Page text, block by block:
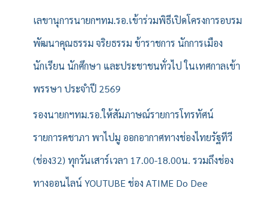
เลขานุการนายกฯทม.รอ.เข้าร่วมพิธีเปิดโครงการอบรม
พัฒนาคุณธรรม จริยธรรม ข้าราชการ นักการเมือง
นักเรียน นักศึกษา และประชาชนทั่วไป ในเทศกาลเข้า
พรรษา ประจำปี 2569
รองนายกฯทม.รอ.ให้สัมภาษณ์รายการโทรทัศน์
รายการคชาภา พาไปมู ออกอากาศทางช่องไทยรัฐทีวี
(ช่อง32) ทุกวันเสาร์เวลา 17.00-18.00น. รวมถึงช่อง
ทางออนไลน์ YOUTUBE ช่อง ATIME Do Dee